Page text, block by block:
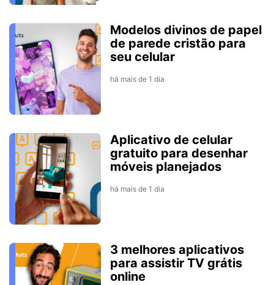
Modelos divinos de papel
de parede cristão para
seu celular
há mais de 1 dia
Aplicativo de celular
gratuito para desenhar
móveis planejados
há mais de 1 dia
3 melhores aplicativos
para assistir TV grátis
online